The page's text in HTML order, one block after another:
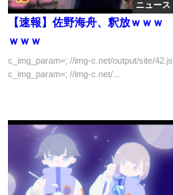
ニュース
【速報】佐野海舟、釈放ｗｗｗ
ｗｗｗ
c_img_param=; //img-c.net/output/site/42.js
c_img_param=; //img-c.net/...